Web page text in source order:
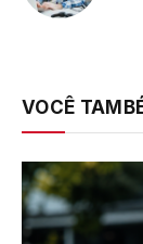
VOCÊ